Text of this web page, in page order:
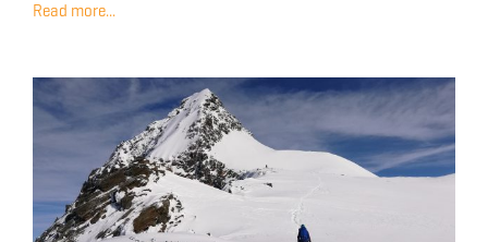
Read more...